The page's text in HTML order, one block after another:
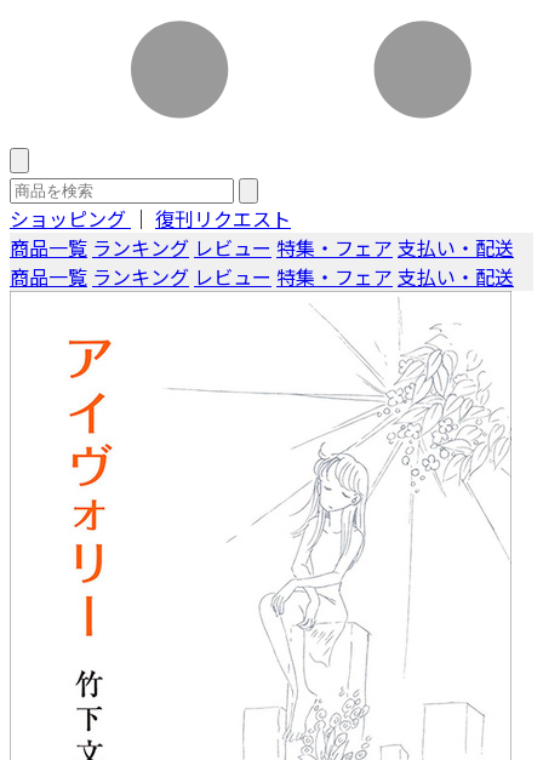
ショッピング ｜ 復刊リクエスト
商品一覧 ランキング レビュー 特集・フェア 支払い・配送
商品一覧 ランキング レビュー 特集・フェア 支払い・配送